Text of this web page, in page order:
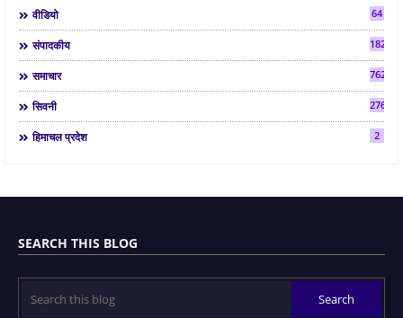
वीडियो 64
संपादकीय 182
समाचार 7624
सिवनी 2763
हिमाचल प्रदेश 2
SEARCH THIS BLOG